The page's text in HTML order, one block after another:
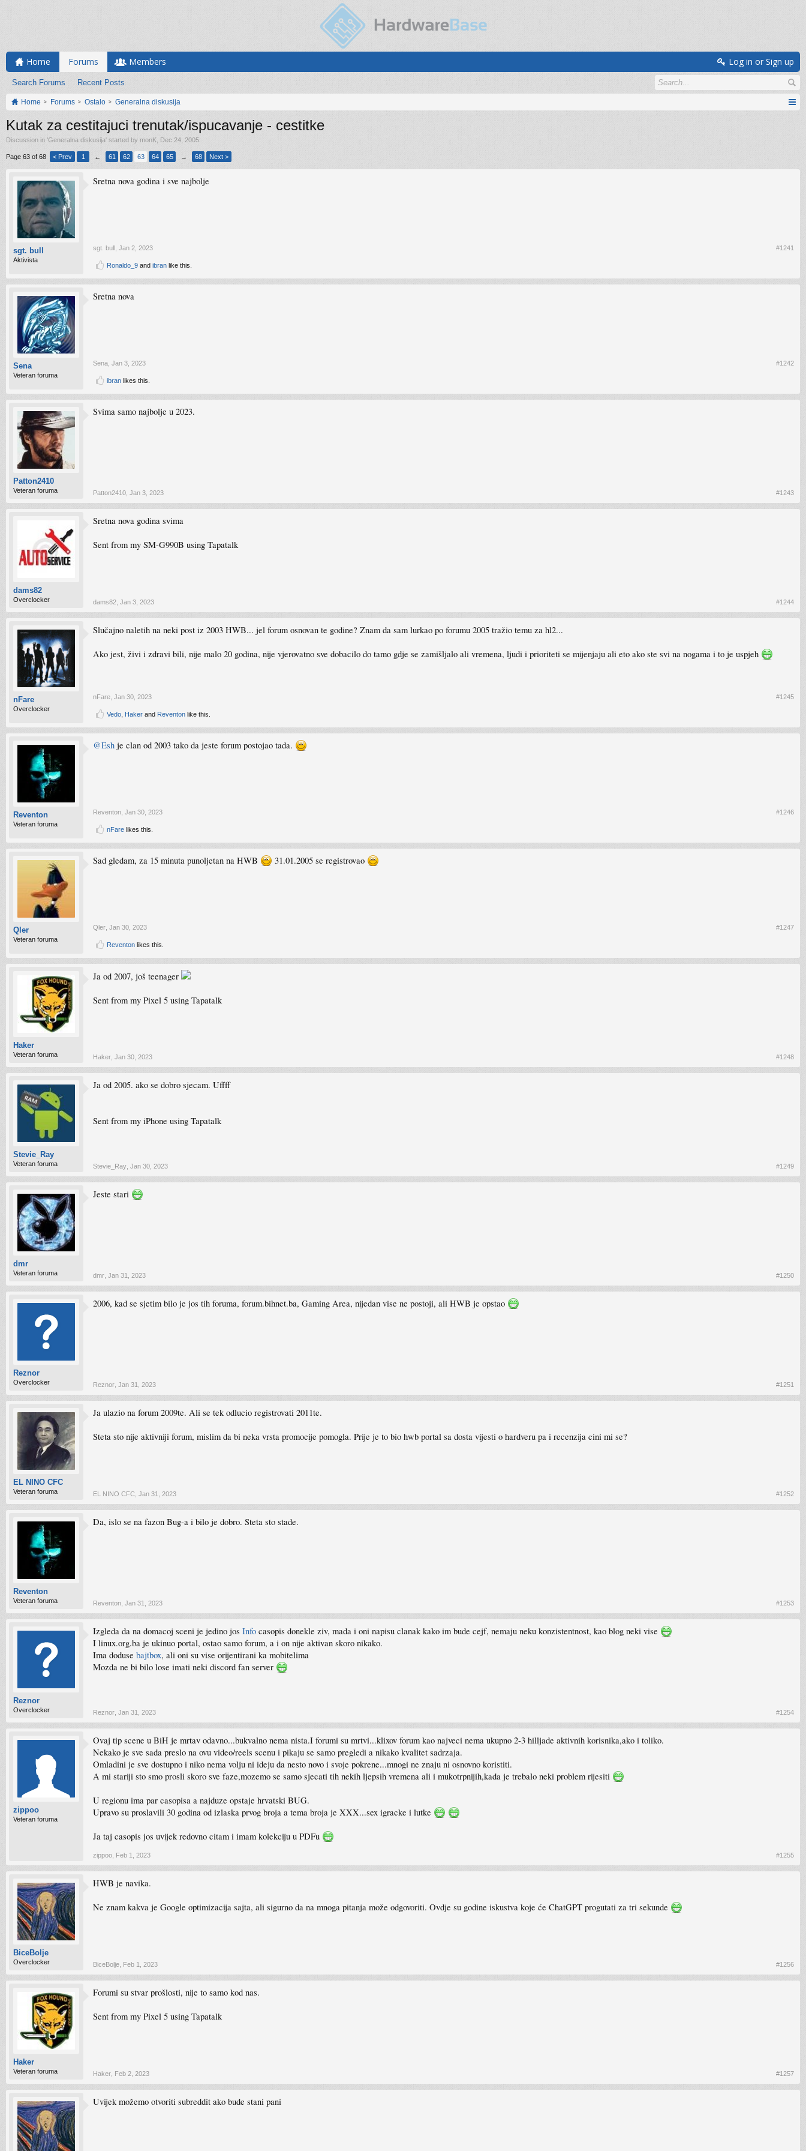
Home Forums
Search Forums Recent Posts
Members Log in or Sign up
Home Forums Ostalo Generalna diskusija
Kutak za cestitajuci trenutak/ispucavanje - cestitke
Discussion in 'Generalna diskusija' started by monK Dec 24, 2005
Page 63 of 68 < Prev 1 ← 61 62 63 64 65 → 68 Next >
sgt. bull
Aktivista
Sretna nova godina i sve najbolje
sgt. bull Jan 2, 2023 #1241
Ronaldo_9 and ibran like this.
Sena
Veteran foruma
Sretna nova
Sena Jan 3, 2023 #1242
ibran likes this.
Patton2410
Veteran foruma
Svima samo najbolje u 2023.
Patton2410 Jan 3, 2023 #1243
dams82
Overclocker
Sretna nova godina svima
Sent from my SM-G990B using Tapatalk
dams82 Jan 3, 2023 #1244
nFare
Overclocker
Slučajno naletih na neki post iz 2003 HWB... jel forum osnovan te godine? Znam da sam lurkao po forumu 2005 tražio temu za hl2...
Ako jest, živi i zdravi bili, nije malo 20 godina, nije vjerovatno sve dobacilo do tamo gdje se zamišljalo ali vremena, ljudi i prioriteti se mijenjaju ali eto ako ste svi na nogama i to je uspjeh
nFare Jan 30, 2023 #1245
Vedo Haker and Reventon like this.
Reventon
Veteran foruma
@Esh je clan od 2003 tako da jeste forum postojao tada.
Reventon Jan 30, 2023 #1246
nFare likes this.
Qler
Veteran foruma
Sad gledam, za 15 minuta punoljetan na HWB 31.01.2005 se registrovao
Qler Jan 30, 2023 #1247
Reventon likes this.
Haker
Veteran foruma
Ja od 2007, još teenager
Sent from my Pixel 5 using Tapatalk
Haker Jan 30, 2023 #1248
Stevie_Ray
Veteran foruma
Ja od 2005. ako se dobro sjecam. Uffff
Sent from my iPhone using Tapatalk
Stevie_Ray Jan 30, 2023 #1249
dmr
Veteran foruma
Jeste stari
dmr Jan 31, 2023 #1250
Reznor
Overclocker
2006, kad se sjetim bilo je jos tih foruma, forum.bihnet.ba, Gaming Area, nijedan vise ne postoji, ali HWB je opstao
Reznor Jan 31, 2023 #1251
EL NINO CFC
Veteran foruma
Ja ulazio na forum 2009te. Ali se tek odlucio registrovati 2011te.
Steta sto nije aktivniji forum, mislim da bi neka vrsta promocije pomogla. Prije je to bio hwb portal sa dosta vijesti o hardveru pa i recenzija cini mi se?
EL NINO CFC Jan 31, 2023 #1252
Reventon
Veteran foruma
Da, islo se na fazon Bug-a i bilo je dobro. Steta sto stade.
Reventon Jan 31, 2023 #1253
Reznor
Overclocker
Izgleda da na domacoj sceni je jedino jos Info casopis donekle ziv, mada i oni napisu clanak kako im bude cejf, nemaju neku konzistentnost, kao blog neki vise
I linux.org.ba je ukinuo portal, ostao samo forum, a i on nije aktivan skoro nikako.
Ima doduse bajtbox, ali oni su vise orijentirani ka mobitelima
Mozda ne bi bilo lose imati neki discord fan server
Reznor Jan 31, 2023 #1254
zippoo
Veteran foruma
Ovaj tip scene u BiH je mrtav odavno...bukvalno nema nista.I forumi su mrtvi...klixov forum kao najveci nema ukupno 2-3 hilljade aktivnih korisnika,ako i toliko.
Nekako je sve sada preslo na ovu video/reels scenu i pikaju se samo pregledi a nikako kvalitet sadrzaja.
Omladini je sve dostupno i niko nema volju ni ideju da nesto novo i svoje pokrene...mnogi ne znaju ni osnovno koristiti.
A mi stariji sto smo prosli skoro sve faze,mozemo se samo sjecati tih nekih ljepsih vremena ali i mukotrpnijih,kada je trebalo neki problem rijesiti
U regionu ima par casopisa a najduze opstaje hrvatski BUG.
Upravo su proslavili 30 godina od izlaska prvog broja a tema broja je XXX...sex igracke i lutke
Ja taj casopis jos uvijek redovno citam i imam kolekciju u PDFu
zippoo Feb 1, 2023 #1255
BiceBolje
Overclocker
HWB je navika.
Ne znam kakva je Google optimizacija sajta, ali sigurno da na mnoga pitanja može odgovoriti. Ovdje su godine iskustva koje će ChatGPT progutati za tri sekunde
BiceBolje Feb 1, 2023 #1256
Haker
Veteran foruma
Forumi su stvar prošlosti, nije to samo kod nas.
Sent from my Pixel 5 using Tapatalk
Haker Feb 2, 2023 #1257
Uvijek možemo otvoriti subreddit ako bude stani pani